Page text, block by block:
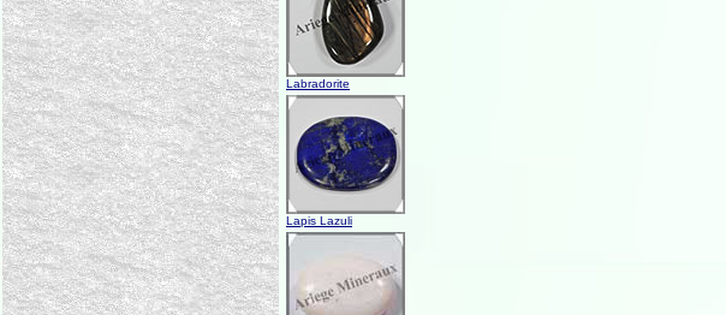
Labradorite
Lapis Lazuli